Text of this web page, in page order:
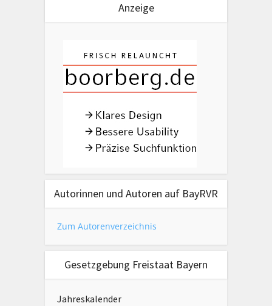
Anzeige
Autorinnen und Autoren auf BayRVR
Zum Autorenverzeichnis
Gesetzgebung Freistaat Bayern
Jahreskalender